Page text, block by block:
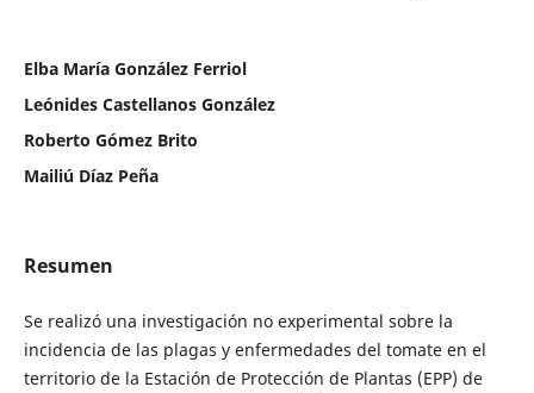
Elba María González Ferriol
Leónides Castellanos González
Roberto Gómez Brito
Mailiú Díaz Peña
Resumen
Se realizó una investigación no experimental sobre la
incidencia de las plagas y enfermedades del tomate en el
territorio de la Estación de Protección de Plantas (EPP) de